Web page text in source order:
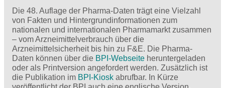
Die 48. Auflage der Pharma-Daten trägt eine Vielzahl
von Fakten und Hintergrundinformationen zum
nationalen und internationalen Pharmamarkt zusammen
– vom Arzneimittelverbrauch über die
Arzneimittelsicherheit bis hin zu F&E. Die Pharma-
Daten können über die BPI-Webseite heruntergeladen
oder als Printversion angefordert werden. Zusätzlich ist
die Publikation im BPI-Kiosk abrufbar. In Kürze